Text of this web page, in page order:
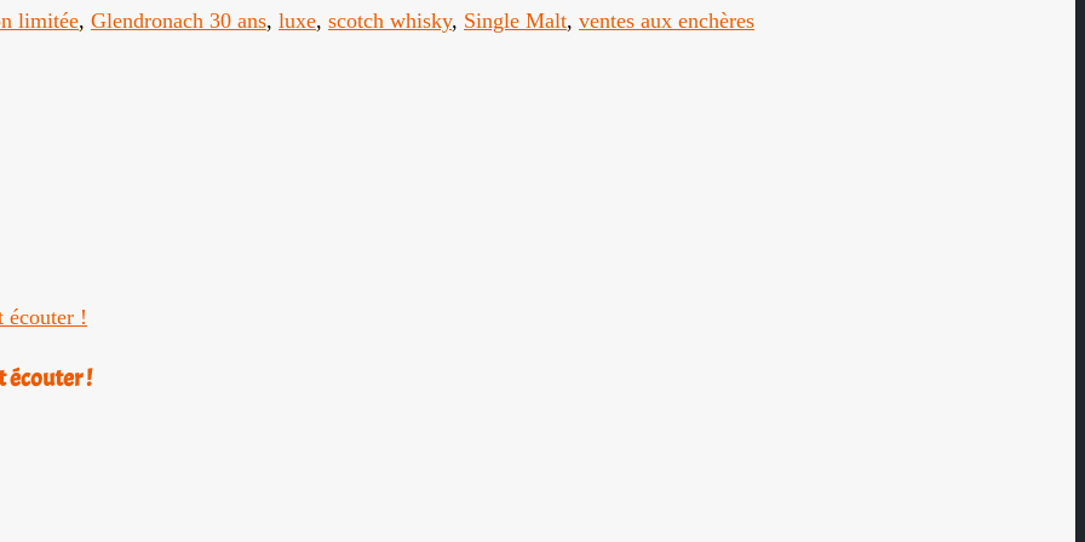
limitée, Glendronach 30 ans, luxe, scotch whisky, Single Malt, ventes aux enchères
écouter !